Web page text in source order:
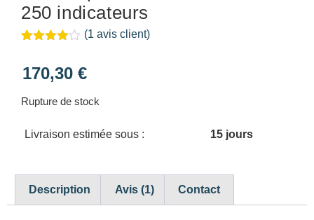
250 indicateurs
basé
notation
client
(1 avis client)
170,30 €
Rupture de stock
Livraison estimée sous : 15 jours
Description Avis (1) Contact